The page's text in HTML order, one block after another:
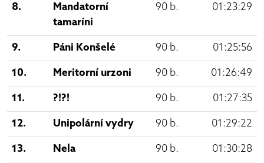
8.
Mandatorní
tamaríni
90 b. 01:23:29
9. Páni Konšelé 90 b. 01:25:56
10. Meritorní urzoni 90 b. 01:26:49
11. ?!?! 90 b. 01:27:35
12. Unipolární vydry 90 b. 01:29:22
13. Nela 90 b. 01:30:28